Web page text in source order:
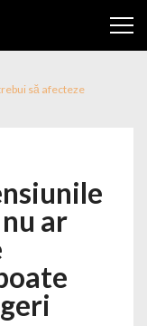
să afecteze
ar